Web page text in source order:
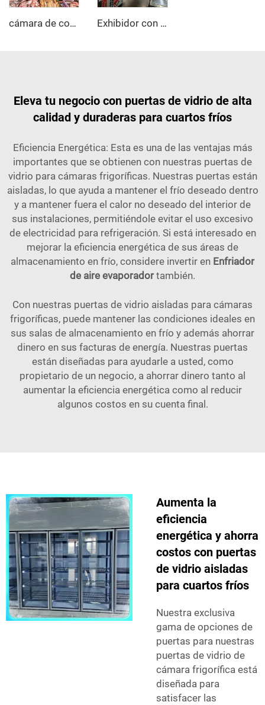
cámara de congelación rápida Exhibidor con puerta de vidrio Cámara frigorífica/congelador
Eleva tu negocio con puertas de vidrio de alta
calidad y duraderas para cuartos fríos
Eficiencia Energética: Esta es una de las ventajas más
importantes que se obtienen con nuestras puertas de
vidrio para cámaras frigoríficas. Nuestras puertas están
aisladas, lo que ayuda a mantener el frío deseado dentro
y a mantener fuera el calor no deseado del interior de
sus instalaciones, permitiéndole evitar el uso excesivo
de electricidad para refrigeración. Si está interesado en
mejorar la eficiencia energética de sus áreas de
almacenamiento en frío, considere invertir en Enfriador
de aire evaporadortambién.
Con nuestras puertas de vidrio aisladas para cámaras
frigoríficas, puede mantener las condiciones ideales en
sus salas de almacenamiento en frío y además ahorrar
dinero en sus facturas de energía. Nuestras puertas
están diseñadas para ayudarle a usted, como
propietario de un negocio, a ahorrar dinero tanto al
aumentar la eficiencia energética como al reducir
algunos costos en su cuenta final.
Aumenta la
eficiencia
energética y ahorra
costos con puertas
de vidrio aisladas
para cuartos fríos
Nuestra exclusiva
gama de opciones de
puertas para nuestras
puertas de vidrio de
cámara frigorífica está
diseñada para
satisfacer las